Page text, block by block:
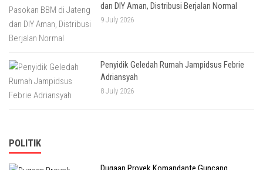
dan DIY Aman, Distribusi Berjalan Normal
9 July 2026
Penyidik Geledah Rumah Jampidsus Febrie
Adriansyah
8 July 2026
POLITIK